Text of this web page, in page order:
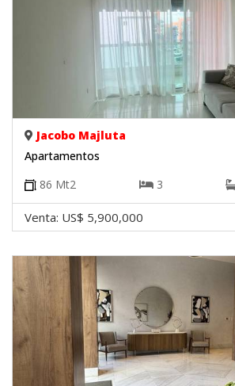
Jacobo Majluta
Apartamentos
86 Mt2 3
Venta: US$ 5,900,000